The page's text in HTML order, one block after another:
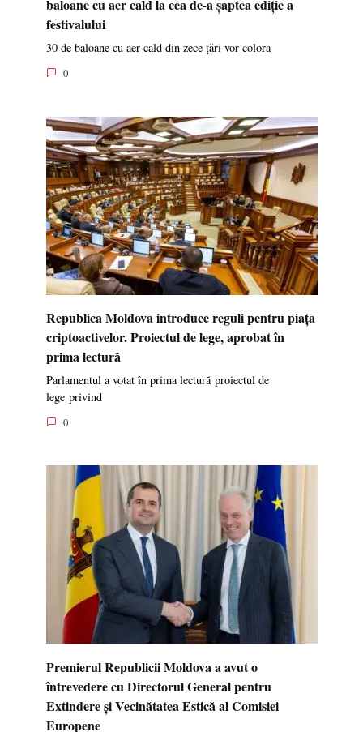
baloane cu aer cald la cea de-a șaptea ediție a
festivalului
30 de baloane cu aer cald din zece țări vor colora
0
Republica Moldova introduce reguli pentru piața
criptoactivelor. Proiectul de lege, aprobat în
prima lectură
Parlamentul a votat în prima lectură proiectul de
lege privind
0
Premierul Republicii Moldova a avut o
întrevedere cu Directorul General pentru
Extindere și Vecinătatea Estică al Comisiei
Europene